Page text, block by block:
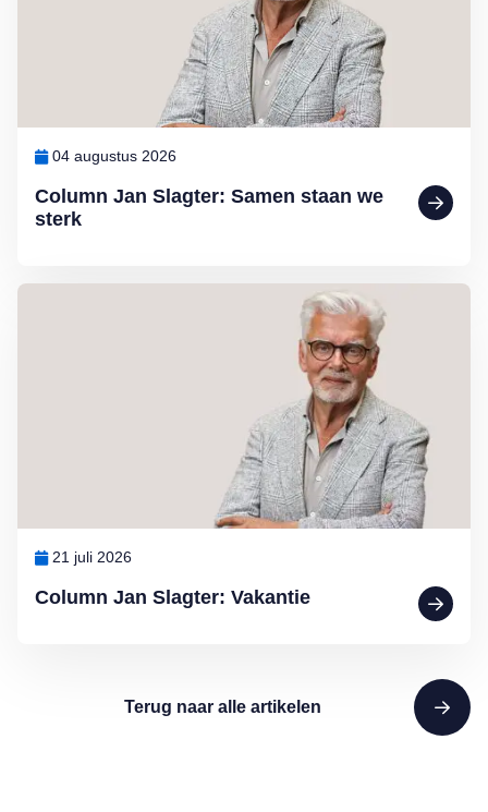
Column Jan Slagter: Samen staan we
sterk
04 augustus 2026
Column Jan Slagter: Vakantie
21 juli 2026
Lees meer over Column Jan Slagter: Vakantie
Terug naar alle artikelen